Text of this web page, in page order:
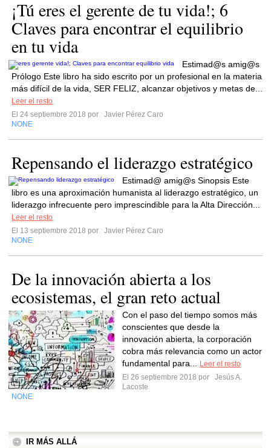
¡Tú eres el gerente de tu vida!; 6
Claves para encontrar el equilibrio
en tu vida
Estimad@s amig@s
Prólogo Este libro ha sido escrito por un profesional en la materia
más difícil de la vida, SER FELIZ, alcanzar objetivos y metas de...
Leer el resto
El 24 septiembre 2018 por
Javier Pérez Caro
NONE
Repensando el liderazgo estratégico
Estimad@ amig@s Sinopsis Este
libro es una aproximación humanista al liderazgo estratégico, un
liderazgo infrecuente pero imprescindible para la Alta Dirección...
Leer el resto
El 13 septiembre 2018 por
Javier Pérez Caro
NONE
De la innovación abierta a los
ecosistemas, el gran reto actual
Con el paso del tiempo somos más
conscientes que desde la
innovación abierta, la corporación
cobra más relevancia como un actor
fundamental para...
Leer el resto
El 26 septiembre 2018 por
Jesús A.
Lacoste
NONE
IR MÁS ALLÁ